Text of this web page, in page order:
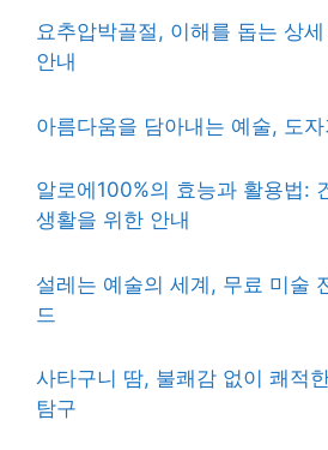
요추압박골절, 이해를 돕는 상
안내
아름다움을 담아내는 예술, 도
알로에100%의 효능과 활용법:
생활을 위한 안내
설레는 예술의 세계, 무료 미술
드
사타구니 땀, 불쾌감 없이 쾌적
탐구